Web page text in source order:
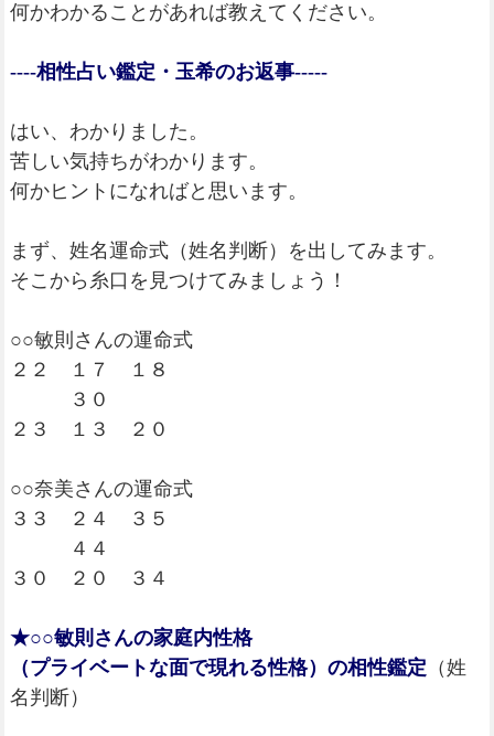
何かわかることがあれば教えてください。
----相性占い鑑定・玉希のお返事-----
はい、わかりました。
苦しい気持ちがわかります。
何かヒントになればと思います。
まず、姓名運命式（姓名判断）を出してみます。
そこから糸口を見つけてみましょう！
○○敏則さんの運命式
２２ １７ １８
３０
２３ １３ ２０
○○奈美さんの運命式
３３ ２４ ３５
４４
３０ ２０ ３４
★○○敏則さんの家庭内性格
（プライベートな面で現れる性格）の相性鑑定 （姓
名判断）